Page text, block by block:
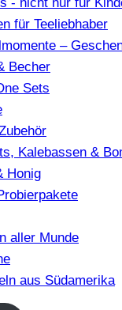
für Teeliebhaber
–
Becher
Sets
Kalebassen &
Honig
aller Munde
aus Südamerika